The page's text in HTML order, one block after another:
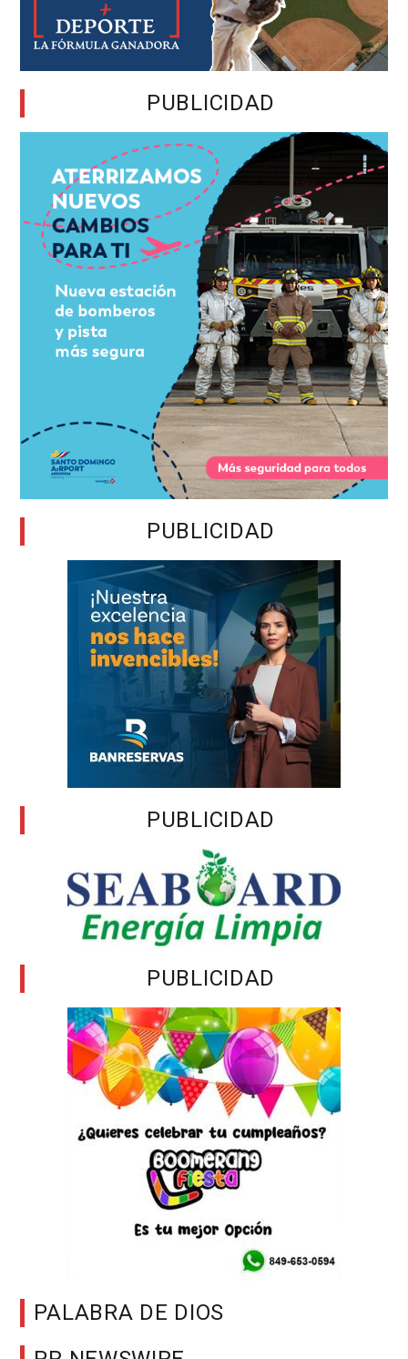
PUBLICIDAD
PUBLICIDAD
PUBLICIDAD
PUBLICIDAD
PALABRA DE DIOS